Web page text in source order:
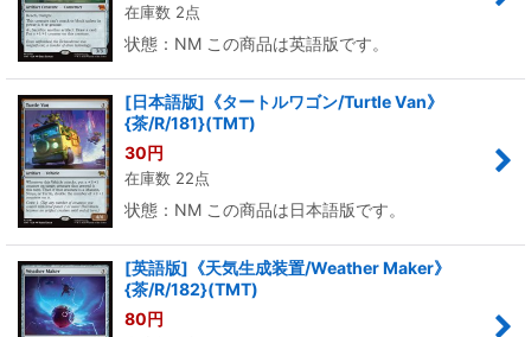
在庫数 2点
状態：NM この商品は英語版です。
[日本語版]《タートルワゴン/Turtle Van》
{茶/R/181}(TMT)
30円
在庫数 22点
状態：NM この商品は日本語版です。
[英語版]《天気生成装置/Weather Maker》
{茶/R/182}(TMT)
80円